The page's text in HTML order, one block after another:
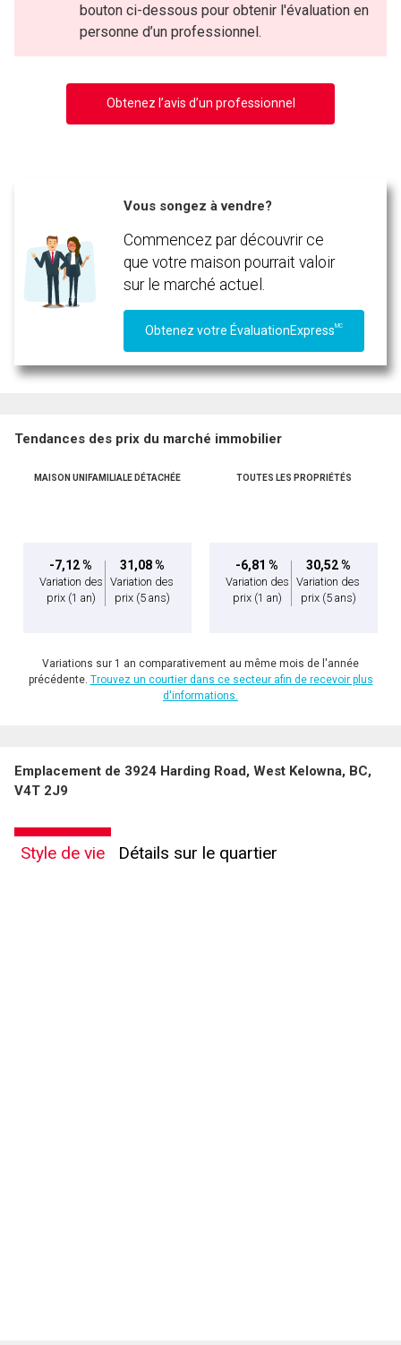
vous nous fournissez l'autorisation écrite de communiquer avec vous.
bouton ci-dessous pour obtenir l'évaluation en
personne d’un professionnel.
Obtenez l’avis d’un professionnel
Vous songez à vendre?
Commencez par découvrir ce
que votre maison pourrait valoir
sur le marché actuel.
Obtenez votre ÉvaluationExpressMC
Tendances des prix du marché immobilier
MAISON UNIFAMILIALE DÉTACHÉE
-7,12 %
Variation des
prix (1 an)
31,08 %
Variation des
prix (5 ans)
TOUTES LES PROPRIÉTÉS
-6,81 %
Variation des
prix (1 an)
30,52 %
Variation des
prix (5 ans)
Variations sur 1 an comparativement au même mois de l'année
précédente. Trouvez un courtier dans ce secteur afin de recevoir plus
d'informations.
Emplacement de 3924 Harding Road, West Kelowna, BC,
V4T 2J9
Style de vie Détails sur le quartier